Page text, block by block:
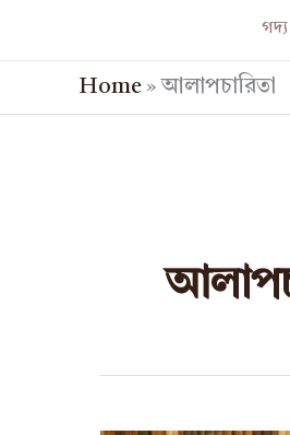
গদ্য
Home » আলাপচারিতা